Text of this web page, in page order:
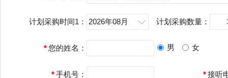
计划采购时间1： 2026年08月 计划采购数量：
*您的姓名： 男 女
*手机号： *接听